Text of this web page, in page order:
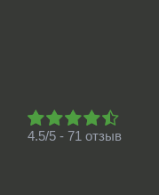
4.5/5 - 71 отзыв